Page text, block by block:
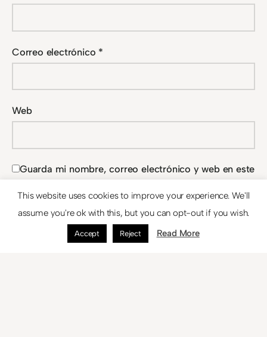
Correo electrónico *
Web
Guarda mi nombre, correo electrónico y web en este
This website uses cookies to improve your experience. We'll
assume you're ok with this, but you can opt-out if you wish.
Accept Reject Read More